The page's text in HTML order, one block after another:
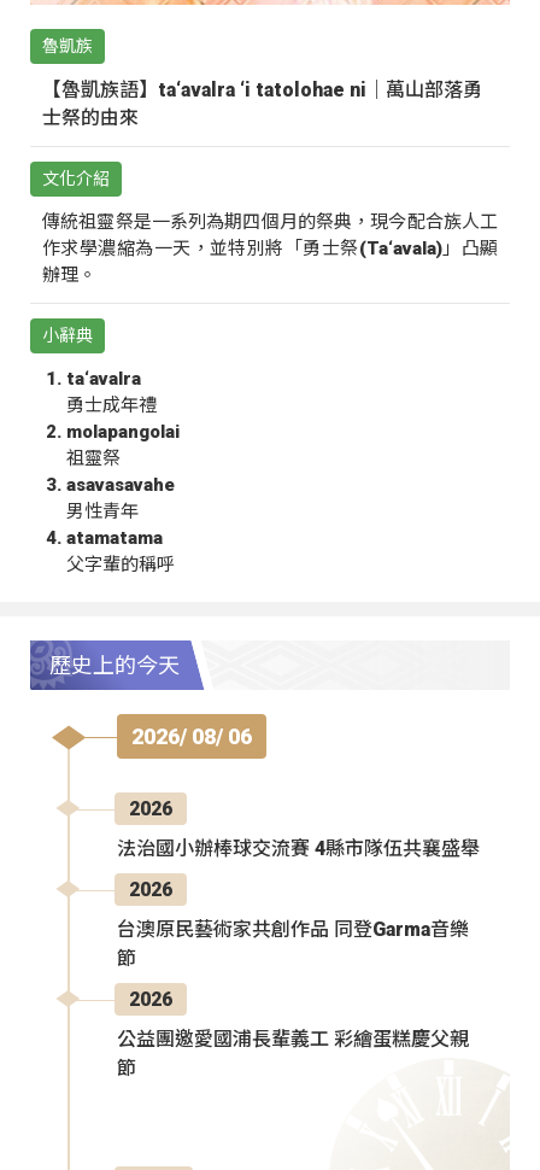
魯凱族
【魯凱族語】ta‘avalra ‘i tatolohae ni｜萬山部落勇
士祭的由來
文化介紹
傳統祖靈祭是一系列為期四個月的祭典，現今配合族人工
作求學濃縮為一天，並特別將「勇士祭(Ta‘avala)」凸顯
辦理。
小辭典
ta‘avalra
勇士成年禮
molapangolai
祖靈祭
asavasavahe
男性青年
atamatama
父字輩的稱呼
歷史上的今天
2026/ 08/ 06
2026
法治國小辦棒球交流賽 4縣市隊伍共襄盛舉
2026
台澳原民藝術家共創作品 同登Garma音樂
節
2026
公益團邀愛國浦長輩義工 彩繪蛋糕慶父親
節